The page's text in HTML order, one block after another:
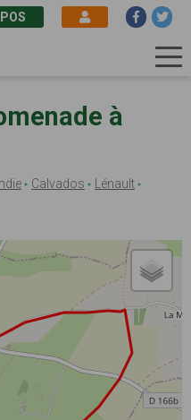
à
Calvados
Lénault